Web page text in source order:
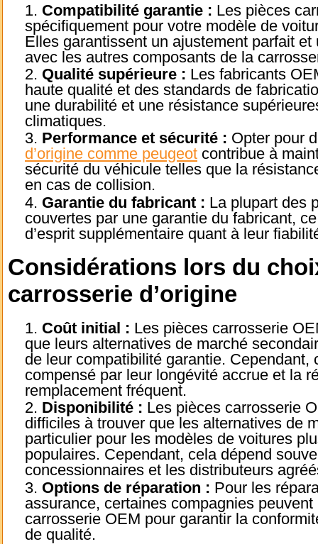
Compatibilité garantie : Les pièces
spécifiquement pour votre modèle de
Elles garantissent un ajustement parfait
avec les autres composants de la
Qualité supérieure : Les fabricants
haute qualité et des standards de
une durabilité et une résistance
climatiques.
Performance et sécurité : Opter pour
d’origine comme peugeot contribue à
sécurité du véhicule telles que la
en cas de collision.
Garantie du fabricant : La plupart des
couvertes par une garantie du fabricant,
d’esprit supplémentaire quant à leur
Considérations lors du
carrosserie d’origine
Coût initial : Les pièces carrosserie
que leurs alternatives de marché
de leur compatibilité garantie. Cependant,
compensé par leur longévité accrue et la
remplacement fréquent.
Disponibilité : Les pièces carrosserie
difficiles à trouver que les alternatives de
particulier pour les modèles de voitures
populaires. Cependant, cela dépend
concessionnaires et les distributeurs
Options de réparation : Pour les
assurance, certaines compagnies
carrosserie OEM pour garantir la
de qualité.